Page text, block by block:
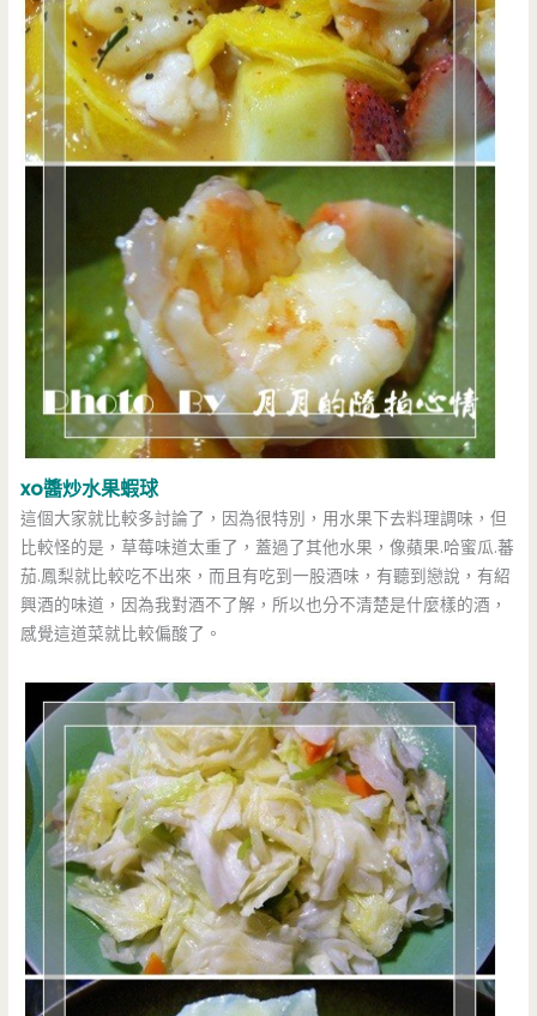
xo醬炒水果蝦球
這個大家就比較多討論了，因為很特別，用水果下去料理調味，但
比較怪的是，草莓味道太重了，蓋過了其他水果，像蘋果.哈蜜瓜.蕃
茄.鳳梨就比較吃不出來，而且有吃到一股酒味，有聽到戀說，有紹
興酒的味道，因為我對酒不了解，所以也分不清楚是什麼樣的酒，
感覺這道菜就比較偏酸了。